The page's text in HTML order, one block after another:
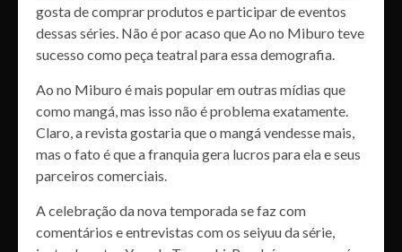
gosta de comprar produtos e participar de eventos
dessas séries. Não é por acaso que Ao no Miburo teve
sucesso como peça teatral para essa demografia.
Ao no Miburo é mais popular em outras mídias que
como mangá, mas isso não é problema exatamente.
Claro, a revista gostaria que o mangá vendesse mais,
mas o fato é que a franquia gera lucros para ela e seus
parceiros comerciais.
A celebração da nova temporada se faz com
comentários e entrevistas com os seiyuu da série,